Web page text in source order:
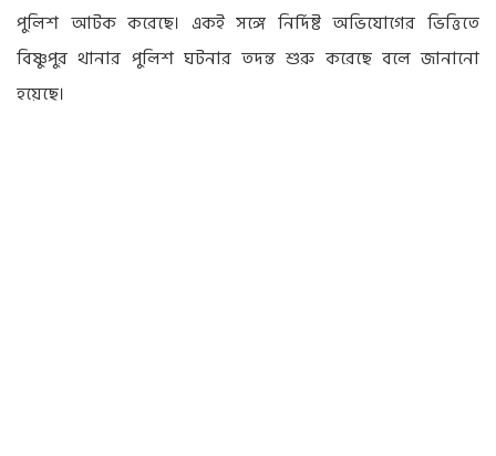
পুলিশ আটক করেছে। একই সঙ্গে নির্দিষ্ট অভিযোগের ভিত্তিতে
বিষ্ণুপুর থানার পুলিশ ঘটনার তদন্ত শুরু করেছে বলে জানানো
হয়েছে।